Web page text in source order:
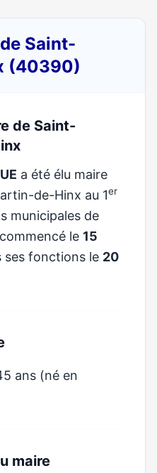
Saint-
(40390)
de Saint-
a été élu maire
de-Hinx au 1er
municipales de
le 15
ses fonctions le 20
ans (né en
maire